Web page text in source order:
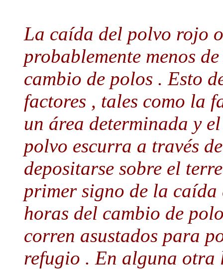
La caída del polvo rojo
probablemente menos
cambio de polos . Esto
factores , tales como la
un área determinada y
polvo escurra a través
depositarse sobre el
primer signo de la
horas del cambio de
corren asustados para
refugio . En alguna otra